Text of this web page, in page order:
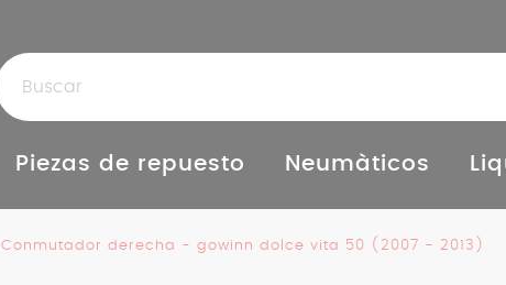
Piezas de repuesto Neumàticos
Conmutador derecha - gowinn dolce vita 50 (2007 - 2013)